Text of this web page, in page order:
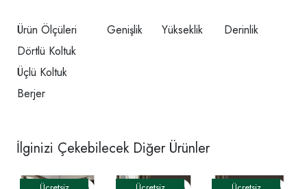
Ürün Ölçüleri Genişlik Yükseklik
Derinlik
Dörtlü Koltuk
Üçlü Koltuk
Berjer
İlginizi Çekebilecek Diğer Ürünler